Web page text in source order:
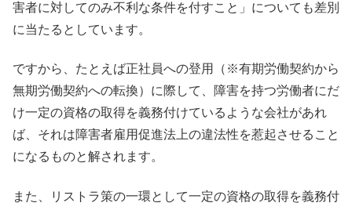
害者に対してのみ不利な条件を付すこと」についても差別
に当たるとしています。
ですから、たとえば正社員への登用（※有期労働契約から
無期労働契約への転換）に際して、障害を持つ労働者にだ
け一定の資格の取得を義務付けているような会社があれ
ば、それは障害者雇用促進法上の違法性を惹起させること
になるものと解されます。
また、リストラ策の一環として一定の資格の取得を義務付